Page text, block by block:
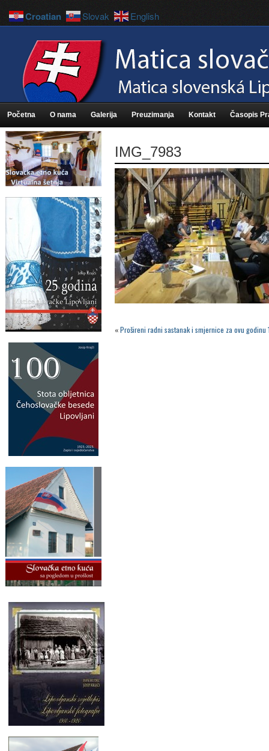
Početna O nama Galerija Preuzimanja Kontakt Časopis
IMG_7983
«Prošireni radni sastanak i smjernice za ovu godinu
Croatian Slovak English